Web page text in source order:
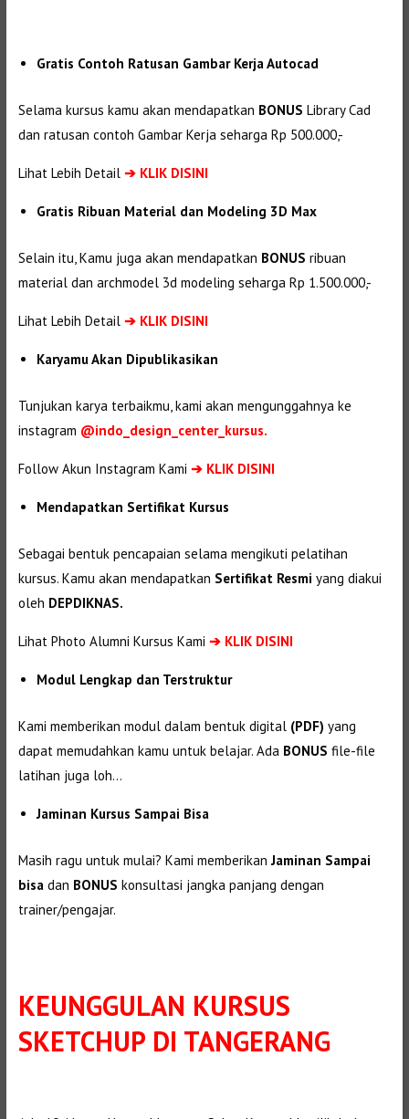
Gratis Contoh Ratusan Gambar Kerja Autocad
Selama kursus kamu akan mendapatkan BONUS Library Cad
dan ratusan contoh Gambar Kerja seharga Rp 500.000,-
Lihat Lebih Detail ➔ KLIK DISINI
Gratis Ribuan Material dan Modeling 3D Max
Selain itu, Kamu juga akan mendapatkan BONUS ribuan
material dan archmodel 3d modeling seharga Rp 1.500.000,-
Lihat Lebih Detail ➔ KLIK DISINI
Karyamu Akan Dipublikasikan
Tunjukan karya terbaikmu, kami akan mengunggahnya ke
instagram @indo_design_center_kursus.
Follow Akun Instagram Kami ➔ KLIK DISINI
Mendapatkan Sertifikat Kursus
Sebagai bentuk pencapaian selama mengikuti pelatihan
kursus. Kamu akan mendapatkan Sertifikat Resmi yang diakui
oleh DEPDIKNAS.
Lihat Photo Alumni Kursus Kami ➔ KLIK DISINI
Modul Lengkap dan Terstruktur
Kami memberikan modul dalam bentuk digital (PDF) yang
dapat memudahkan kamu untuk belajar. Ada BONUS file-file
latihan juga loh…
Jaminan Kursus Sampai Bisa
Masih ragu untuk mulai? Kami memberikanJaminan Sampai
bisadan BONUS konsultasi jangka panjang dengan
trainer/pengajar.
KEUNGGULAN KURSUS
SKETCHUP DI TANGERANG